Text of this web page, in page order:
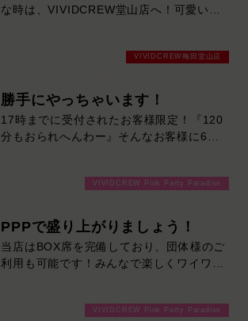
な時は、VIVIDCREW堂山店へ！可愛い美
VIVIDCREW梅田堂山店
勝手にやっちゃいます！
17時までに受付されたお客様限定！『120
分もおられへんわー』そんなお客様に60
めるチャンス！たっぷり楽しみたい方は
分！その日の予定に合わせてお選びくださ
い！ご来店お待ちしております！
VIVIDCREW Pink Party Paradise
PPPで盛り上がりましょう！
当店はBOX席を完備しており、団体様のご
利用も可能です！みんなで楽しくワイワイ
VIVIDCREW Pink Party Paradise